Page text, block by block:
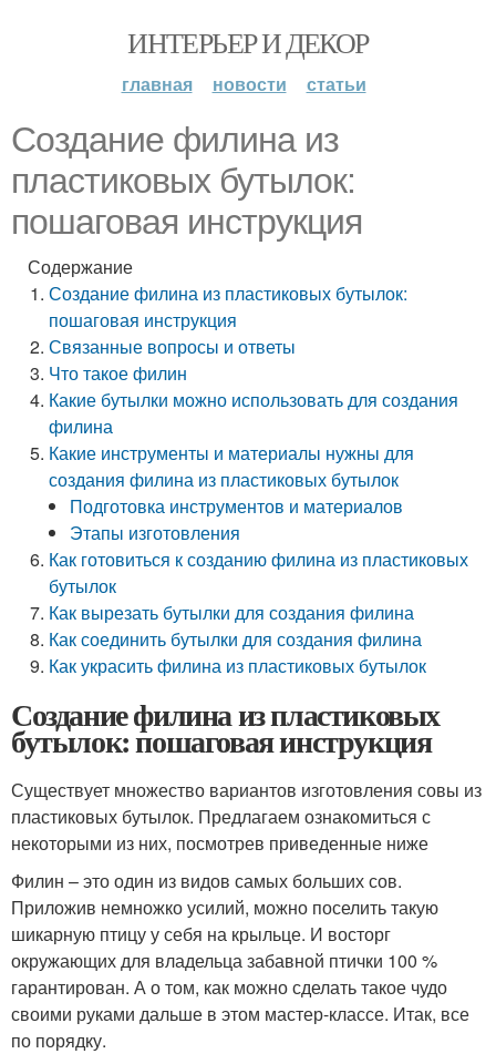
ИНТЕРЬЕР И ДЕКОР
главная новости статьи
Создание филина из
пластиковых бутылок:
пошаговая инструкция
Содержание
Создание филина из пластиковых бутылок:
пошаговая инструкция
Связанные вопросы и ответы
Что такое филин
Какие бутылки можно использовать для создания
филина
Какие инструменты и материалы нужны для
создания филина из пластиковых бутылок
Подготовка инструментов и материалов
Этапы изготовления
Как готовиться к созданию филина из пластиковых
бутылок
Как вырезать бутылки для создания филина
Как соединить бутылки для создания филина
Как украсить филина из пластиковых бутылок
Создание филина из пластиковых
бутылок: пошаговая инструкция
Существует множество вариантов изготовления совы из
пластиковых бутылок. Предлагаем ознакомиться с
некоторыми из них, посмотрев приведенные ниже
Филин – это один из видов самых больших сов.
Приложив немножко усилий, можно поселить такую
шикарную птицу у себя на крыльце. И восторг
окружающих для владельца забавной птички 100 %
гарантирован. А о том, как можно сделать такое чудо
своими руками дальше в этом мастер-классе. Итак, все
по порядку.